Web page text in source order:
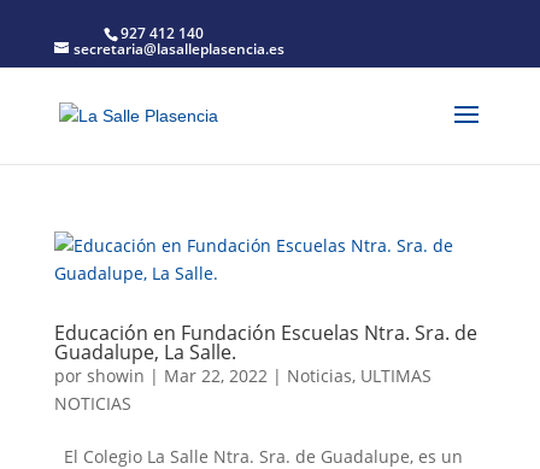
927 412 140
secretaria@lasalleplasencia.es
Educación en Fundación Escuelas Ntra. Sra. de
Guadalupe, La Salle.
por showin | Mar 22, 2022| Noticias, ULTIMAS
NOTICIAS
El Colegio La Salle Ntra. Sra. de Guadalupe, es un